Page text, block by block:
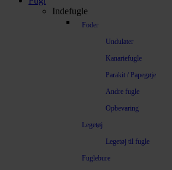
Indefugle
Foder
Undulater
Kanariefugle
Parakit / Papegøje
Andre fugle
Opbevaring
Legetøj
Legetøj til fugle
Fuglebure